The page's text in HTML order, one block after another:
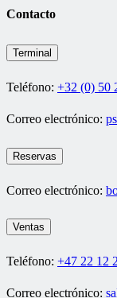
Contacto
Terminal
Teléfono: +32 (0) 50
Correo electrónico:
Reservas
Correo electrónico:
Ventas
Teléfono: +47 22 12
Correo electrónico: